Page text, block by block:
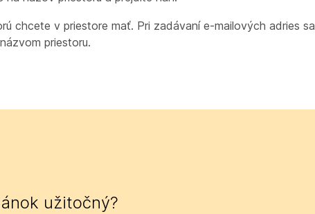
chcete v priestore mať. Pri zadávaní e-mailových adries sa
priestoru.
užitočný?